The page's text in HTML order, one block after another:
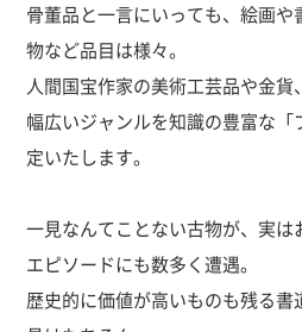
骨董品と一言にいっても、絵画
物など品目は様々。
人間国宝作家の美術工芸品や金
幅広いジャンルを知識の豊富な
定いたします。
一見なんてことない古物が、実は
エピソードにも数多く遭遇。
歴史的に価値が高いものも残る